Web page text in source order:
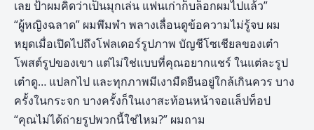
เลย ป้าผมคิดว่าเป็นมุกเล่น แฟนเก่าก็บล็อกผมไปแล้ว”
“ผู้หญิงฉลาด” ผมพึมพำ พลางเลื่อนดูข้อความไม่รู้จบ ผม
หยุดเมื่อเปิดไปถึงโฟลเดอร์รูปภาพ บัญชีโซเชียลของเต๋า
โพสต์รูปของเขา แต่ไม่ใช่แบบที่คุณอยากแชร์ ในแต่ละรูป
เต๋าดู… แปลกไป และทุกภาพมีเงามืดยืนอยู่ใกล้เกินควร บาง
ครั้งในกระจก บางครั้งก็ในเงาสะท้อนหน้าจอแล็ปท็อป
“คุณไม่ได้ถ่ายรูปพวกนี้ใช่ไหม?” ผมถาม